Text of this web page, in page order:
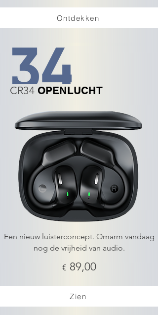
Ontdekken
CR34 OPENLUCHT
Een nieuw luisterconcept. Omarm vandaag
nog de vrijheid van audio.
€ 89,00
Zien